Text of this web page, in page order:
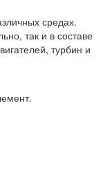
средах.
так и в составе
турбин и